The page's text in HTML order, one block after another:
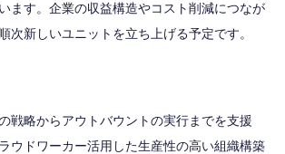
ます。企業の収益構造やコスト削減につなが
次新しいユニットを立ち上げる予定です。
戦略からアウトバウントの実行までを支援
ウドワーカー活用した生産性の高い組織構築